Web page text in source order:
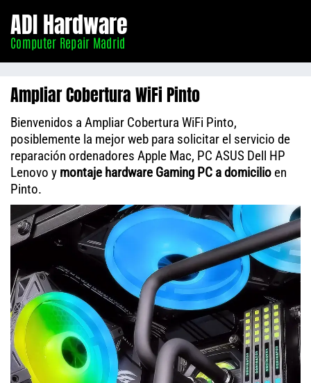
Madrid
ADI Hardware
Computer Repair Madrid
Ampliar Cobertura WiFi Pinto
Bienvenidos a Ampliar Cobertura WiFi Pinto,
posiblemente la mejor web para solicitar el servicio de
reparación ordenadores Apple Mac, PC ASUS Dell HP
Lenovo y montaje hardware Gaming PC a domicilio en
Pinto.